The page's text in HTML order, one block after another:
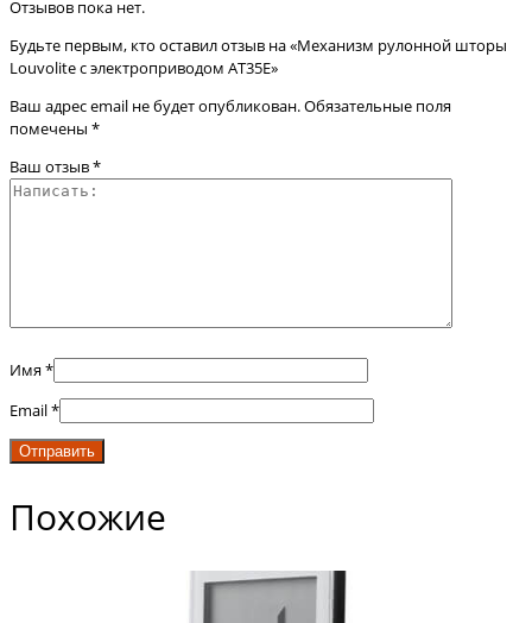
Отзывов пока нет.
Будьте первым, кто оставил отзыв на «Механизм рулонной шторы
Louvolite с электроприводом AT35E»
Ваш адрес email не будет опубликован.Обязательные поля
помечены *
Ваш отзыв*
Имя*
Email*
Похожие